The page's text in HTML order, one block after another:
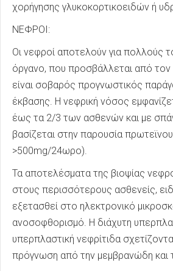
χορήγησης γλυκοκορτικοειδών ή
ΝΕΦΡΟΙ:
Οι νεφροί αποτελούν για πολλούς
όργανο, που προσβάλλεται από τον
είναι σοβαρός προγνωστικός
έκβασης. Η νεφρική νόσος
έως τα 2/3 των ασθενών και με
βασίζεται στην παρουσία
>500mg/24ωρο).
Τα αποτελέσματα της βιοψίας
στους περισσότερους ασθενείς,
εξετασθεί στο ηλεκτρονικό
ανοσοφθορισμό. Η διάχυτη
υπερπλαστική νεφρίτιδα
πρόγνωση από την μεμβρανώδη και